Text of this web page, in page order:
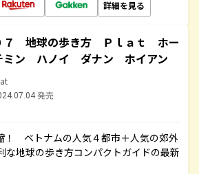
詳細を見る
７ 地球の歩き方 Ｐｌａｔ ホー
ミン ハノイ ダナン ホイアン
発売
！ ベトナムの人気４都市＋人気の郊外
な地球の歩き方コンパクトガイドの最新